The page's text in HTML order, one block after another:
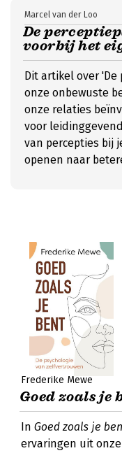
De
voorbij het
Marcel van der Loo
Dit artikel over
onze onbewuste
onze relaties
voor
van percepties bij
openen naar
Frederike Mewe
Goed zoals je
In Goed zoals je
ervaringen uit